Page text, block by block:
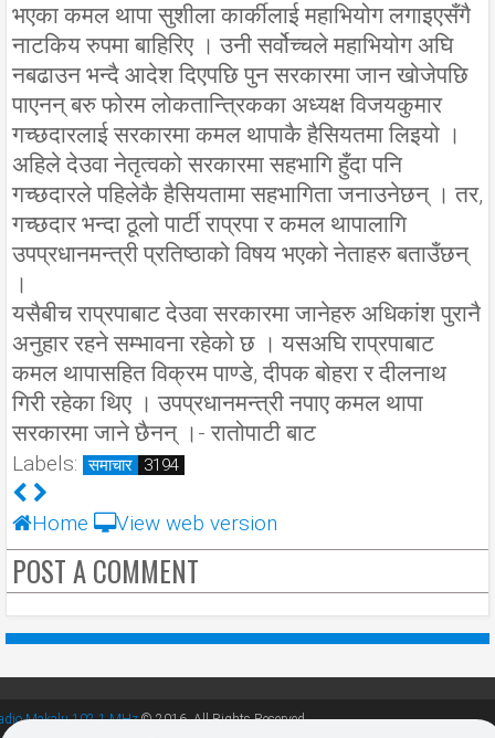
भएका कमल थापा सुशीला कार्कीलाई महाभियोग लगाइएसँगै
नाटकिय रुपमा बाहिरिए । उनी सर्वोच्चले महाभियोग अघि
नबढाउन भन्दै आदेश दिएपछि पुन सरकारमा जान खोजेपछि
पाएनन् बरु फोरम लोकतान्त्रिकका अध्यक्ष विजयकुमार
गच्छदारलाई सरकारमा कमल थापाकै हैसियतमा लिइयो ।
अहिले देउवा नेतृत्वको सरकारमा सहभागि हुँदा पनि
गच्छदारले पहिलेकै हैसियतामा सहभागिता जनाउनेछन् । तर,
गच्छदार भन्दा ठूलो पार्टी राप्रपा र कमल थापालागि
उपप्रधानमन्त्री प्रतिष्ठाको विषय भएको नेताहरु बताउँछन्
।
यसैबीच राप्रपाबाट देउवा सरकारमा जानेहरु अधिकांश पुरानै
अनुहार रहने सम्भावना रहेको छ । यसअघि राप्रपाबाट
कमल थापासहित विक्रम पाण्डे, दीपक बोहरा र दीलनाथ
गिरी रहेका थिए । उपप्रधानमन्त्री नपाए कमल थापा
सरकारमा जाने छैनन् ।- रातोपाटी बाट
Labels: समाचार 3194
Home View web version
POST A COMMENT
Makalu 102.1 MHz© 2016. All Rights Reserved.